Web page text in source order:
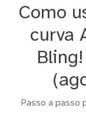
Como
curva
Passo a passo